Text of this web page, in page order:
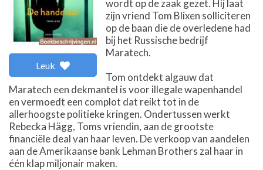
Leuk
wordt op de zaak gezet. Hij laat
zijn vriend Tom Blixen solliciteren
op de baan die de overledene had
bij het Russische bedrijf
Maratech.
Tom ontdekt algauw dat
Maratech een dekmantel is voor illegale wapenhandel
en vermoedt een complot dat reikt tot in de
allerhoogste politieke kringen. Ondertussen werkt
Rebecka Hägg, Toms vriendin, aan de grootste
financiële deal van haar leven. De verkoop van aandelen
aan de Amerikaanse bank Lehman Brothers zal haar in
één klap miljonair maken.